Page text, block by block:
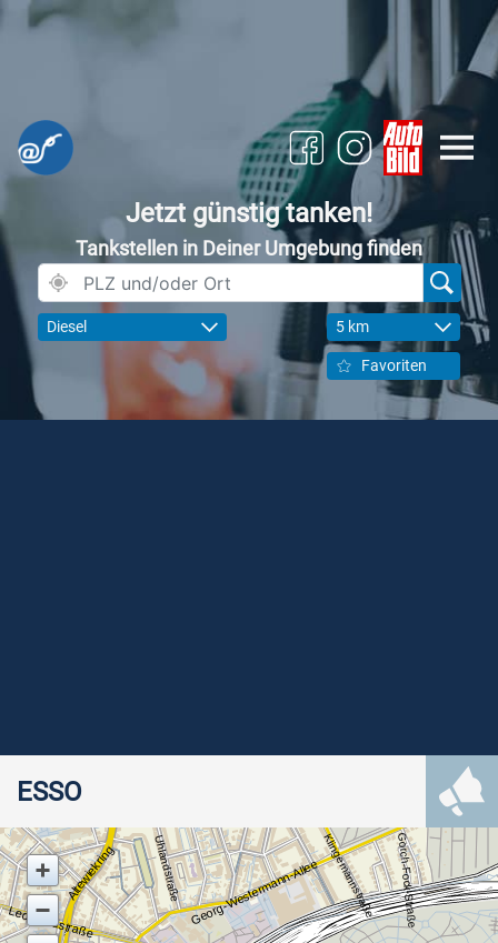
Jetzt günstig tanken!
Tankstellen in Deiner Umgebung finden
Diesel 5 km
Favoriten
ESSO
Altewiekring Georg-Westermann-Allee
Leonhardstraße Gorch-Fock-Straße
Uhlandstraße Klingemannstraße